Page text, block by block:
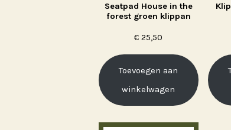
Seatpad House in the
forest groen klippan
€ 25,50
Toevoegen aan
winkelwagen